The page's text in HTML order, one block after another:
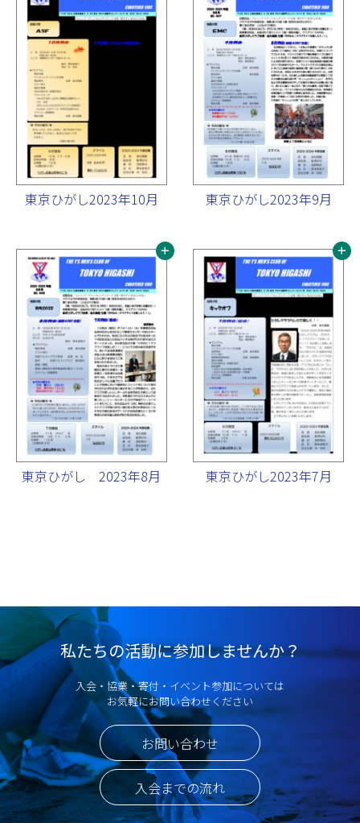
東京ひがし2023年10月 東京ひがし2023年9月
東京ひがし 2023年8月 東京ひがし2023年7月
私たちの活動に参加しませんか？
入会・協業・寄付・イベント参加については
お気軽にお問い合わせください
お問い合わせ
入会までの流れ